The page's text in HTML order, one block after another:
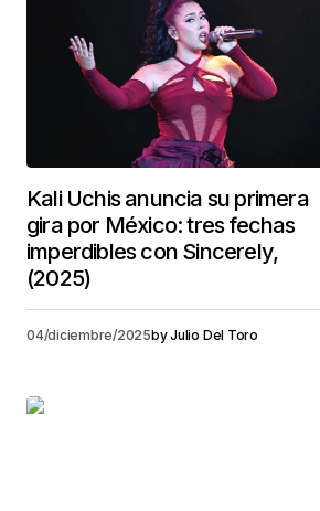
Kali Uchis anuncia su primera
gira por México: tres fechas
imperdibles con Sincerely,
(2025)
04/diciembre/2025byJulio Del Toro